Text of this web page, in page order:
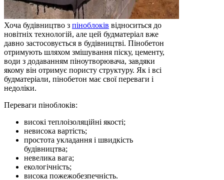
Хоча будівництво з піноблоків відноситься до
новітніх технологій, але цей будматеріал вже
давно застосовується в будівництві. Пінобетон
отримують шляхом змішування піску, цементу,
води з додаванням піноутворювача, завдяки
якому він отримує пористу структуру. Як і всі
будматеріали, пінобетон має свої переваги і
недоліки.
Переваги піноблоків:
високі теплоізоляційні якості;
невисока вартість;
простота укладання і швидкість
будівництва;
невелика вага;
екологічність;
висока пожежобезпечність.